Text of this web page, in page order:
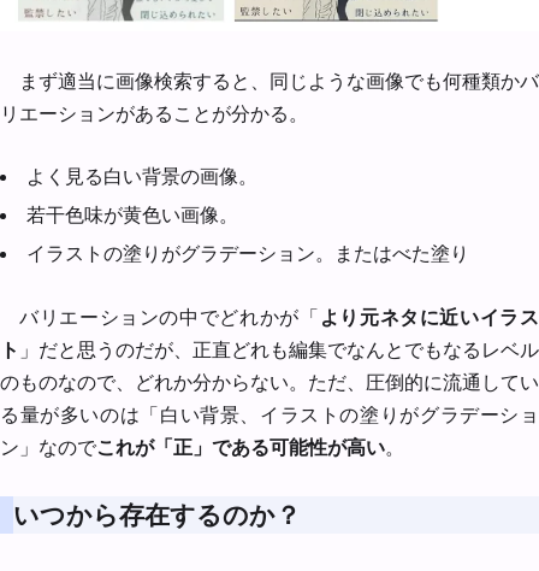
まず適当に画像検索すると、同じような画像でも何種類かバ
リエーションがあることが分かる。
よく見る白い背景の画像。
若干色味が黄色い画像。
イラストの塗りがグラデーション。またはべた塗り
バリエーションの中でどれかが「 より元ネタに近いイラス
ト 」だと思うのだが、正直どれも編集でなんとでもなるレベル
のものなので、どれか分からない。ただ、圧倒的に流通してい
る量が多いのは「白い背景、イラストの塗りがグラデーショ
ン」なのでこれが「正」である可能性が高い。
いつから存在するのか？